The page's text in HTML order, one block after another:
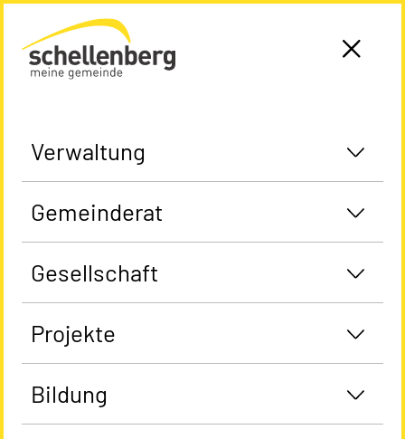
Gemeinde Schellenberg Startseite
Verwaltung
Gemeinderat
Gesellschaft
Projekte
Bildung